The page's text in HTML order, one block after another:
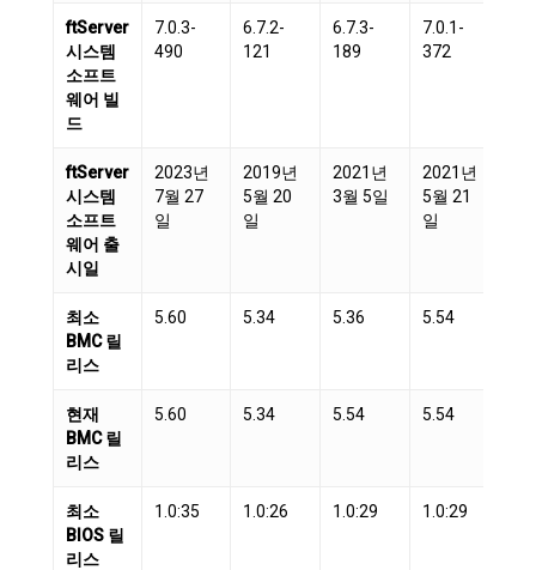
ftServer
시스템
소프트
웨어 빌
드
7.0.3-
490
6.7.2-
121
6.7.3-
189
7.0.1-
372
ftServer
시스템
소프트
웨어 출
시일
2023년
7월 27
일
2019년
5월 20
일
2021년
3월 5일
2021년
5월 21
일
최소
BMC 릴
리스
5.60 5.34 5.36 5.54
현재
BMC 릴
리스
5.60 5.34 5.54 5.54
최소
BIOS 릴
리스
1.0:35 1.0:26 1.0:29 1.0:29